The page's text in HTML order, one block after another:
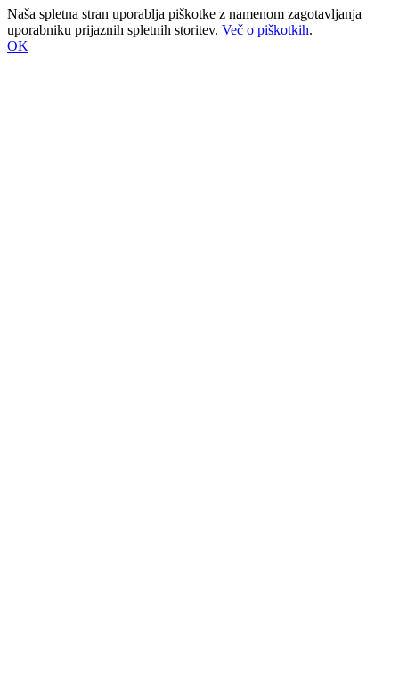
Naša spletna stran uporablja piškotke z namenom zagotavljanja
uporabniku prijaznih spletnih storitev. Več o piškotkih.
OK